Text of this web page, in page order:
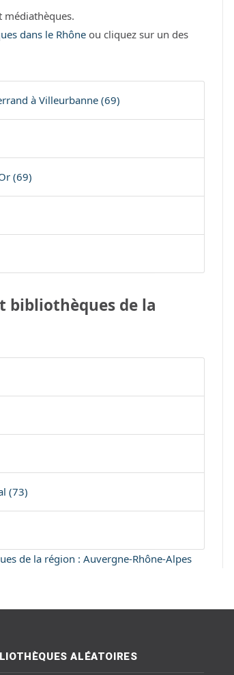
médiathèques.
dans le Rhône ou cliquez sur un des
à Villeurbanne (69)
(69)
bibliothèques de la
(73)
de la région : Auvergne-Rhône-Alpes
ALÉATOIRES